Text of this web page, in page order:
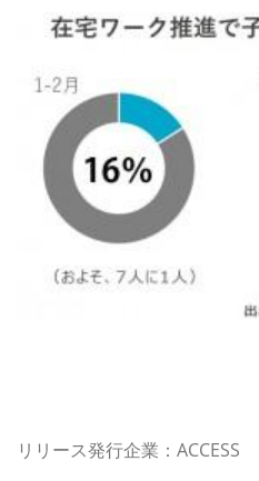
リリース発行企業：ACCESS